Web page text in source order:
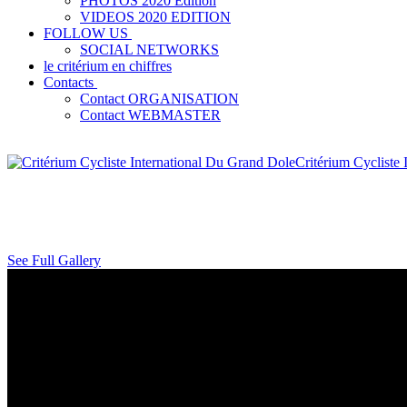
VIDEOS 2020 EDITION
FOLLOW US
SOCIAL NETWORKS
le critérium en chiffres
Contacts
Contact ORGANISATION
Contact WEBMASTER
Critérium Cycliste
See Full Gallery